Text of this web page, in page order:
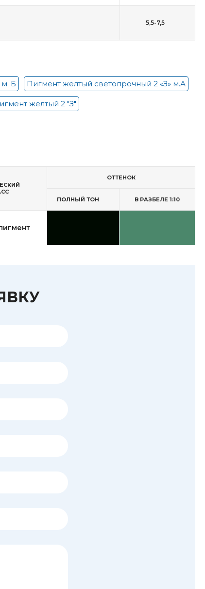
5,5-7,5
Б Пигмент желтый светопрочный 2 «З» м.А
желтый 2 "З"
ОТТЕНОК
ПОЛНЫЙ ТОН В РАЗБЕЛЕ 1:10